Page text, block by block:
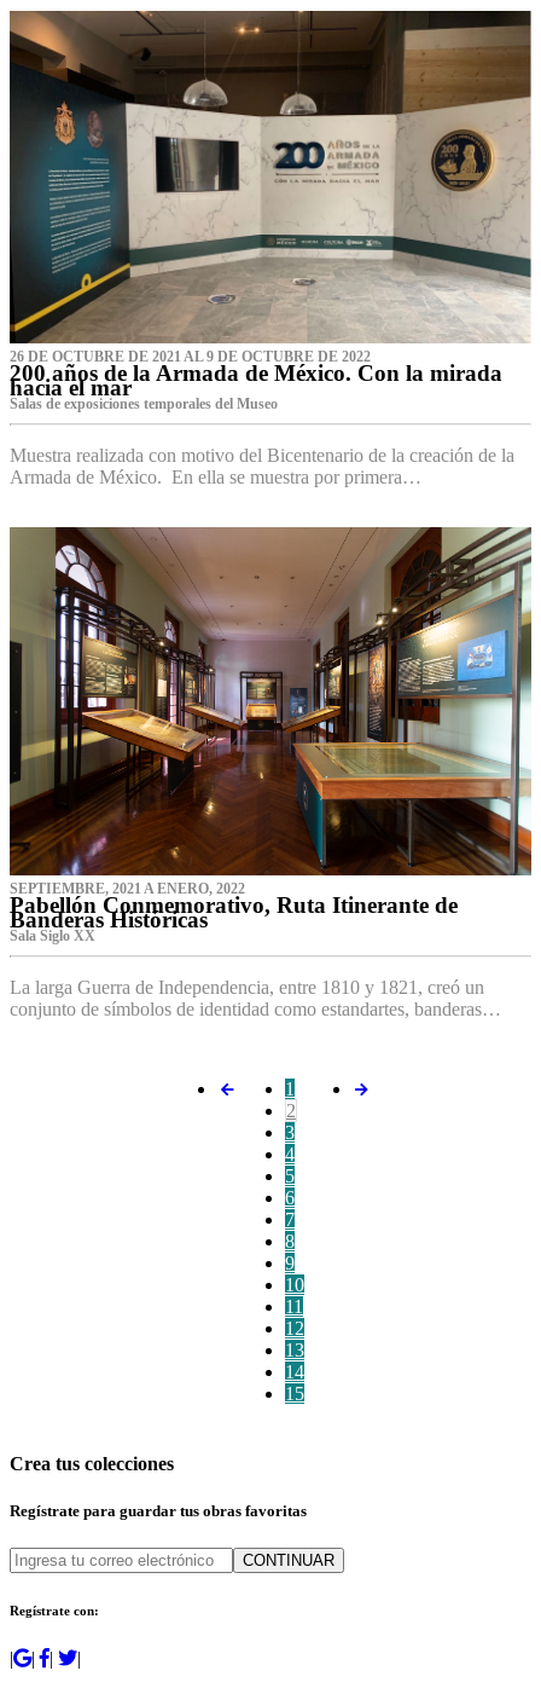
26 DE OCTUBRE DE 2021 AL 9 DE OCTUBRE DE 2022
200 años de la Armada de México. Con la mirada
hacia el mar
Salas de exposiciones temporales del Museo‌
Muestra realizada con motivo del Bicentenario de la creación de la
Armada de México. En ella se muestra por primera…
SEPTIEMBRE, 2021 A ENERO, 2022
Pabellón Conmemorativo, Ruta Itinerante de
Banderas Históricas
Sala Siglo XX
La larga Guerra de Independencia, entre 1810 y 1821, creó un
conjunto de símbolos de identidad como estandartes, banderas…
1
2
3
4
5
6
7
8
9
10
11
12
13
14
15
Crea tus colecciones
Regístrate para guardar tus obras favoritas
CONTINUAR
Regístrate con:
| | | |